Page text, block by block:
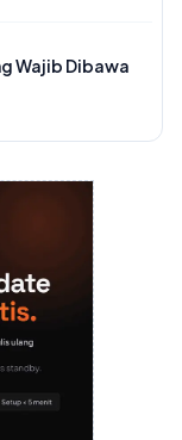
Wajib Dibawa